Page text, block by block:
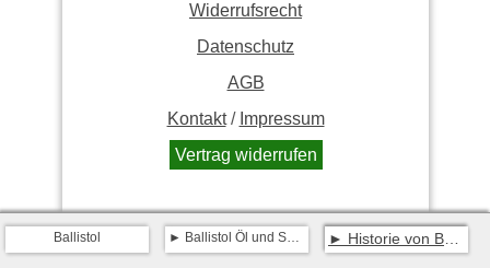
Ballistol Ballistol Öl und Spray Historie von Ballistol
Widerrufsrecht
Datenschutz
AGB
Kontakt/ Impressum
Vertrag widerrufen